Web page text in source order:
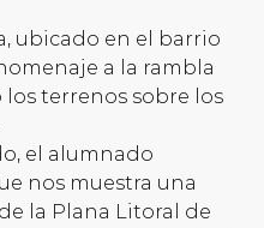
ubicado en el barrio
a la rambla
terrenos sobre los
el alumnado
nos muestra una
la Plana Litoral de